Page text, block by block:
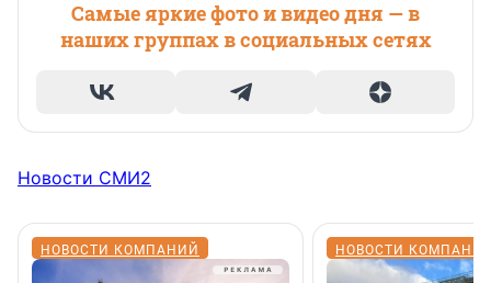
Самые яркие фото и видео дня — в
наших группах в социальных сетях
Новости СМИ2
НОВОСТИ КОМПАНИЙ НОВОСТИ